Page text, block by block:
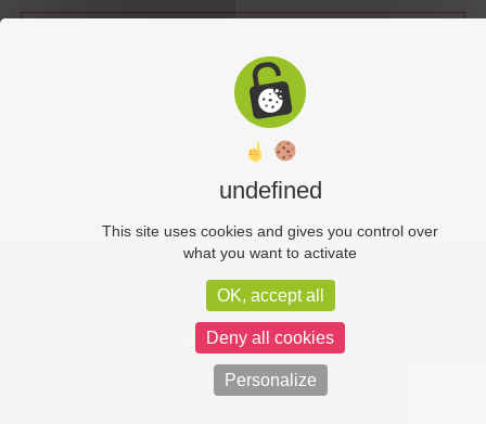
PAROISSE SAINT-JOSEPH DES
THERMES
La paroisse Saint-Joseph des Thermes fait
partie du diocèse de Moulins, dont l’évêque
Liens utiles
Plan du site
Mentions légales
Politique de confidentialité
undefined
This site uses cookies and gives you control over
what you want to activate
OK, accept all
Deny all cookies
Personalize